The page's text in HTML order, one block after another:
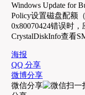
Windows Update for
Policy设置磁盘配额
0x80070424错误时
CrystalDiskInfo查看
海报
QQ 分享
微博分享
微信分享